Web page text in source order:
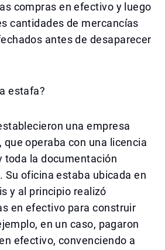
compras en efectivo y luego
cantidades de mercancías
antes de desaparecer
estafa?
una empresa
que operaba con una licencia
toda la documentación
Su oficina estaba ubicada en
y al principio realizó
en efectivo para construir
en un caso, pagaron
efectivo, convenciendo a